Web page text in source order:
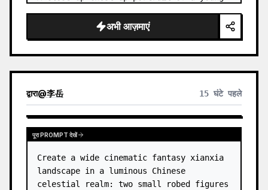
leaning her cheek on one hand and
smiling with one eye closed at a wooden
अभी आज़माएं
द्वारा@李岳 15 घंटे पहले
पूरा PROMPT देखें
Create a wide cinematic fantasy xianxia
landscape in a luminous Chinese
celestial realm: two small robed figures